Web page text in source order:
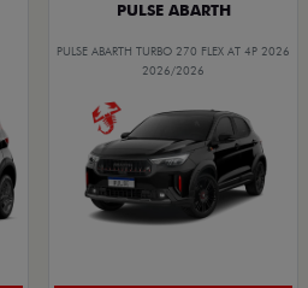
PULSE ABARTH
PULSE ABARTH TURBO 270 FLEX AT 4P 2026
2026/2026